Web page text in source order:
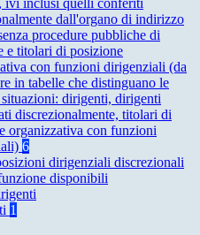
ivi inclusi quelli conferiti
dall'organo di indirizzo
procedure pubbliche di
e titolari di posizione
con funzioni dirigenziali (da
in tabelle che distinguano le
situazioni: dirigenti, dirigenti
discrezionalmente, titolari di
organizzativa con funzioni
6
dirigenziali discrezionali
disponibili
1